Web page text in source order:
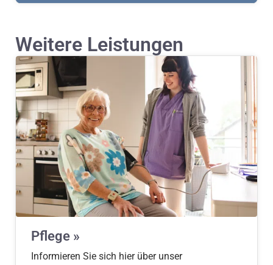
Weitere Leistungen
Pflege »
Informieren Sie sich hier über unser